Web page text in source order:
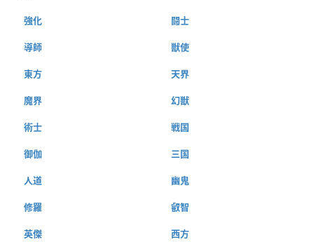
強化 闘士
導師 獣使
東方 天界
魔界 幻獣
術士 戦国
御伽 三国
人道 幽鬼
修羅 叡智
英傑 西方